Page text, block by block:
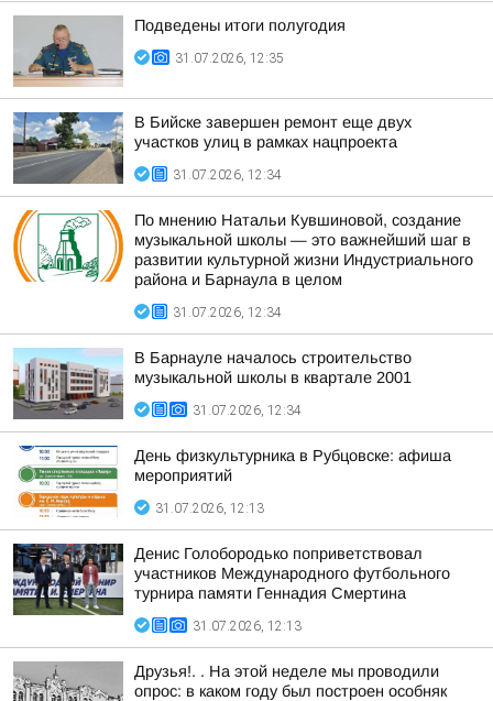
Подведены итоги полугодия
31.07.2026, 12:35
В Бийске завершен ремонт еще двух
участков улиц в рамках нацпроекта
31.07.2026, 12:34
По мнению Натальи Кувшиновой, создание
музыкальной школы — это важнейший шаг в
развитии культурной жизни Индустриального
района и Барнаула в целом
31.07.2026, 12:34
В Барнауле началось строительство
музыкальной школы в квартале 2001
31.07.2026, 12:34
День физкультурника в Рубцовске: афиша
мероприятий
31.07.2026, 12:13
Денис Голобородько поприветствовал
участников Международного футбольного
турнира памяти Геннадия Смертина
31.07.2026, 12:13
Друзья!. . На этой неделе мы проводили
опрос: в каком году был построен особняк